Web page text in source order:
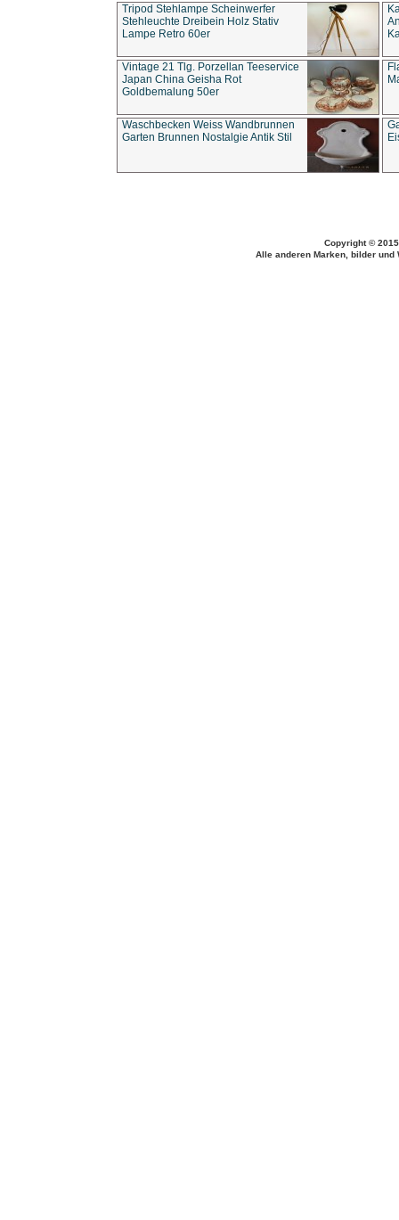
Tripod Stehlampe Scheinwerfer
Stehleuchte Dreibein Holz Stativ
Lampe Retro 60er
Vintage 21 Tlg. Porzellan Teeservice
Japan China Geisha Rot
Goldbemalung 50er
Waschbecken Weiss Wandbrunnen
Garten Brunnen Nostalgie Antik Stil
Copyright ©
Alle anderen Marken, bilder und